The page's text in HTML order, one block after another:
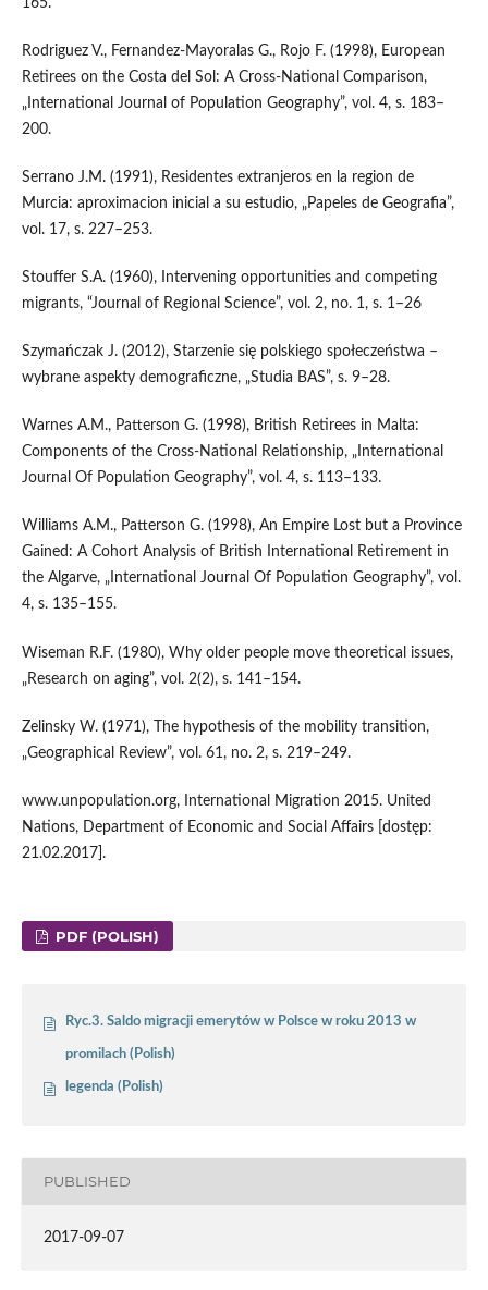
165.
Rodriguez V., Fernandez‑Mayoralas G., Rojo F. (1998), European
Retirees on the Costa del Sol: A Cross‑National Comparison,
„International Journal of Population Geography”, vol. 4, s. 183–
200.
Serrano J.M. (1991), Residentes extranjeros en la region de
Murcia: aproximacion inicial a su estudio, „Papeles de Geografia”,
vol. 17, s. 227–253.
Stouffer S.A. (1960), Intervening opportunities and competing
migrants, “Journal of Regional Science”, vol. 2, no. 1, s. 1–26
Szymańczak J. (2012), Starzenie się polskiego społeczeństwa –
wybrane aspekty demograficzne, „Studia BAS”, s. 9–28.
Warnes A.M., Patterson G. (1998), British Retirees in Malta:
Components of the Cross‑National Relationship, „International
Journal Of Population Geography”, vol. 4, s. 113–133.
Williams A.M., Patterson G. (1998), An Empire Lost but a Province
Gained: A Cohort Analysis of British International Retirement in
the Algarve, „International Journal Of Population Geo­graphy”, vol.
4, s. 135–155.
Wiseman R.F. (1980), Why older people move theoretical issues,
„Research on aging”, vol. 2(2), s. 141–154.
Zelinsky W. (1971), The hypothesis of the mobility transition,
„Geographical Review”, vol. 61, no. 2, s. 219–249.
www.unpopulation.org, International Migration 2015. United
Nations, Department of Economic and Social Affairs [dostęp:
21.02.2017].
PDF (POLISH)
Ryc.3. Saldo migracji emerytów w Polsce w roku 2013 w
promilach (Polish)
legenda (Polish)
PUBLISHED
2017-09-07